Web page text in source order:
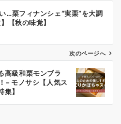
…栗フィナンシェ“実栗”を大調
【秋の味覚】
次のページへ
高級和栗モンブラ
– モノサシ【人気ス
】